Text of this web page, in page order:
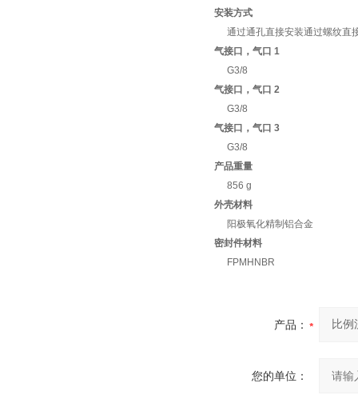
安装方式
通过通孔直接安装通过螺纹直
气接口，气口 1
G3/8
气接口，气口 2
G3/8
气接口，气口 3
G3/8
产品重量
856 g
外壳材料
阳极氧化精制铝合金
密封件材料
FPMHNBR
产品：
您的单位：